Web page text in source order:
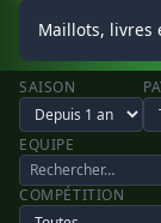
Maillots, livres
SAISON
EQUIPE
COMPÉTITION